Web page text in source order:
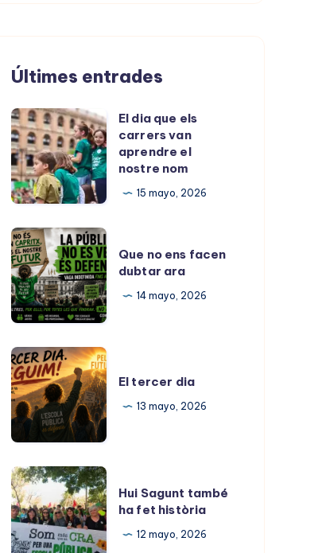
Últimes entrades
El
dia
que
els
carrers
van
aprendre
el
nostre
nom
El dia que els
carrers van
aprendre el
nostre nom
15 mayo, 2026
Que
no
ens
facen
dubtar
ara
Que no ens facen
dubtar ara
14 mayo, 2026
El
tercer
dia
El tercer dia
13 mayo, 2026
Hui
Sagunt
també
ha
Hui Sagunt també
ha fet història
12 mayo, 2026